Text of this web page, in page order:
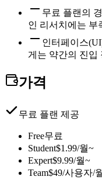
무료 플랜의
인 리서치에는 부
인터페이스
게는 약간의 진입
가격
무료 플랜 제공
Free무료
Student$1.99/월~
Expert$9.99/월~
Team$49/사용자/